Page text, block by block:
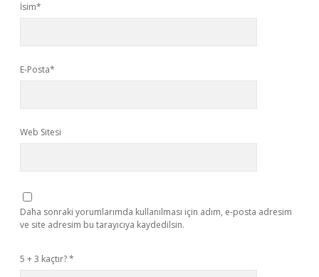
İsim*
E-Posta*
Web Sitesi
Daha sonraki yorumlarımda kullanılması için adım, e-posta adresim
ve site adresim bu tarayıcıya kaydedilsin.
5 + 3 kaçtır?*